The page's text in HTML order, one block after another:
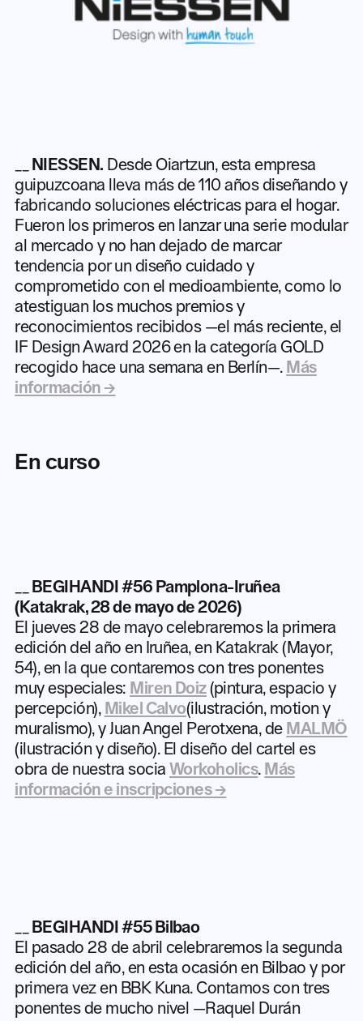
NIESSEN. Desde Oiartzun, esta empresa
guipuzcoana lleva más de 110 años diseñando y
fabricando soluciones eléctricas para el hogar.
Fueron los primeros en lanzar una serie modular
al mercado y no han dejado de marcar
tendencia por un diseño cuidado y
comprometido con el medioambiente, como lo
atestiguan los muchos premios y
reconocimientos recibidos —el más reciente, el
IF Design Award 2026 en la categoría GOLD
recogido hace una semana en Berlín—. Más
información →
En curso
BEGIHANDI #56 Pamplona-Iruñea
(Katakrak, 28 de mayo de 2026)
El jueves 28 de mayo celebraremos la primera
edición del año en Iruñea, en Katakrak (Mayor,
54), en la que contaremos con tres ponentes
muy especiales: Miren Doiz(pintura, espacio y
percepción), Mikel Calvo(ilustración, motion y
muralismo), y Juan Angel Perotxena, de MALMÖ
(ilustración y diseño). El diseño del cartel es
obra de nuestra socia Workoholics. Más
información e inscripciones →
BEGIHANDI #55 Bilbao
El pasado 28 de abril celebraremos la segunda
edición del año, en esta ocasión en Bilbao y por
primera vez en BBK Kuna. Contamos con tres
ponentes de mucho nivel —Raquel Durán